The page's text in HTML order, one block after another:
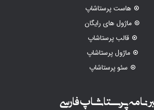
هاست پرستاشاپ
ماژول های رایگان
قالب پرستاشاپ
ماژول پرستاشاپ
سئو پرستاشاپ
پرستاشاپ فارسی